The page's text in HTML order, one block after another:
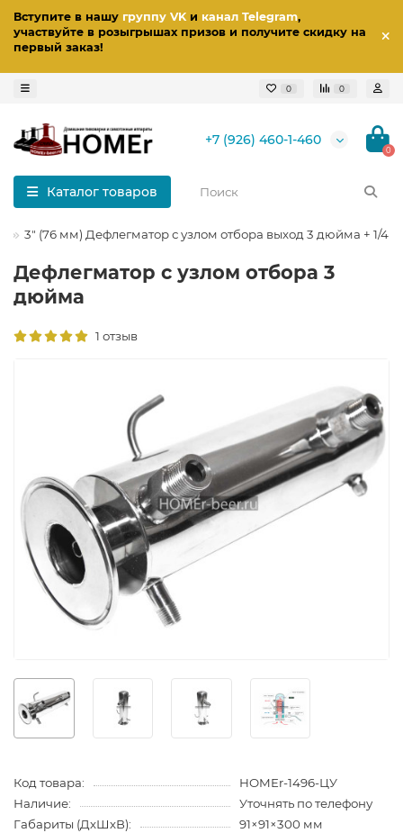
Вступите в нашу группу VKи канал Telegram,
участвуйте в розыгрышах призов и получите скидку на
первый заказ!
0 0
+7 (926) 460-1-460
0
Каталог товаров
3" (76 мм) Дефлегматор с узлом отбора выход 3 дюйма + 1/
Дефлегматор с узлом отбора 3
дюйма
1 отзыв
Код товара:
HOMEr-1496-ЦУ
Наличие:
Уточнять по телефону
Габариты (ДхШхВ):
91×91×300 мм